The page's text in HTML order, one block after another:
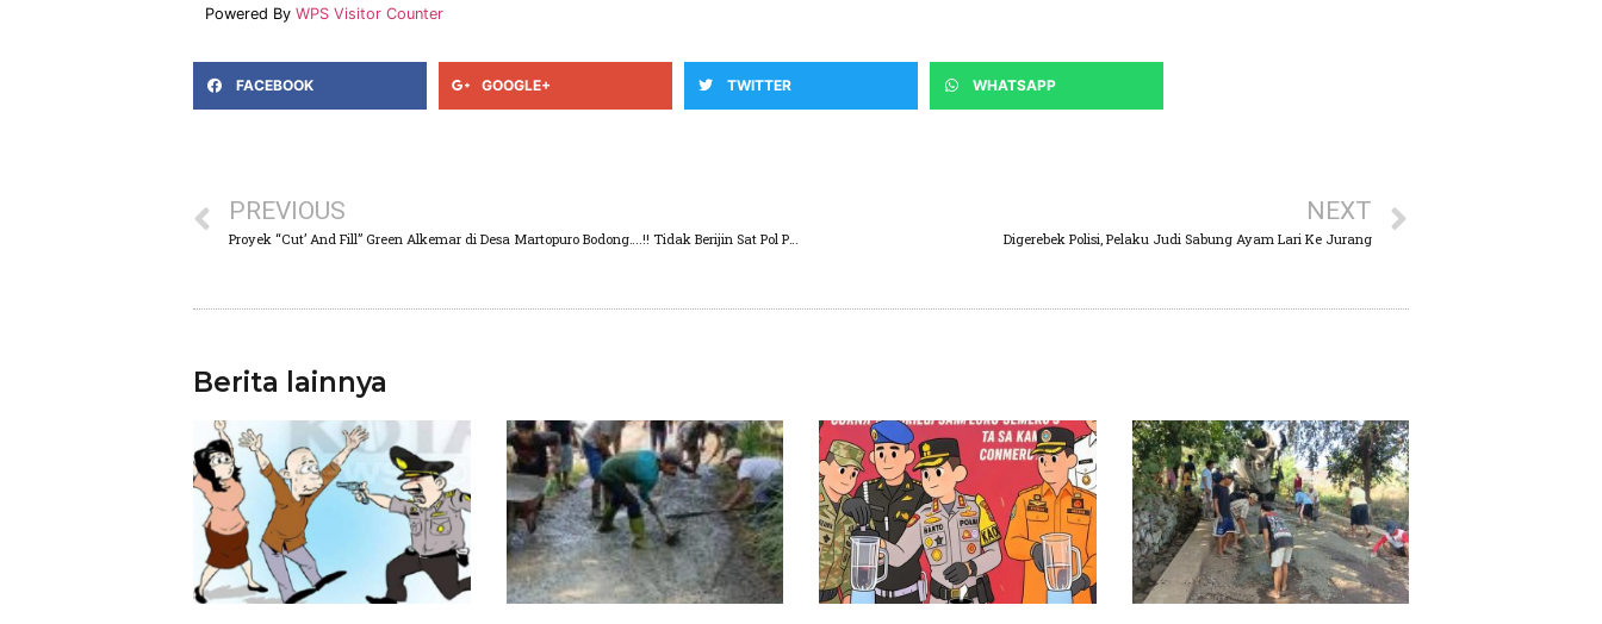
Powered By WPS Visitor Counter
FACEBOOK GOOGLE+ TWITTER WHATSAPP
PREVIOUS
Proyek “Cut’ And Fill” Green Alkemar di Desa Martopuro Bodong….!! Tidak Berijin Sat Pol PP Bungkam
NEXT
Digerebek Polisi, Pelaku Judi Sabung Ayam Lari Ke Jurang
Berita lainnya